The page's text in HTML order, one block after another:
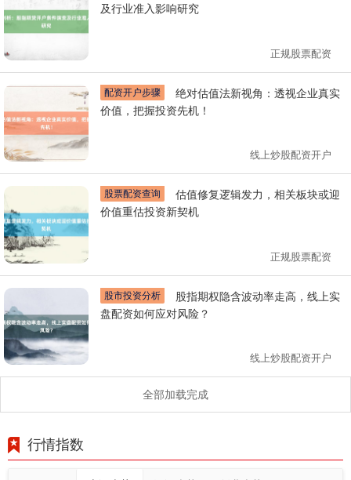
及行业准入影响研究
正规股票配资
配资开户步骤
价值，把握投资先机！
线上炒股配资开户
股票配资查询
价值重估投资新契机
正规股票配资
股市投资分析
盘配资如何应对风险？
线上炒股配资开户
全部加载完成
行情指数